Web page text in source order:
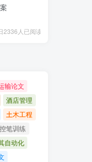
2336人已阅读
输论文
酒店管理
土木工程
控笔训练
自动化